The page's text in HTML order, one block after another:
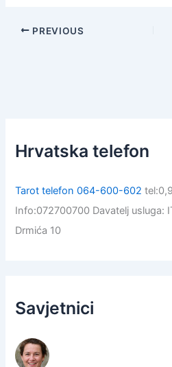
PREVIOUS
Hrvatska telefon
Tarot telefon 064-600-602
Info:072700700 Davatelj usluga:
Drmića 10
Savjetnici